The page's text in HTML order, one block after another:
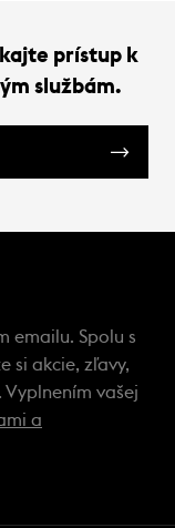
prístup k
službám.
emailu. Spolu s
si akcie, zľavy,
vašej
a